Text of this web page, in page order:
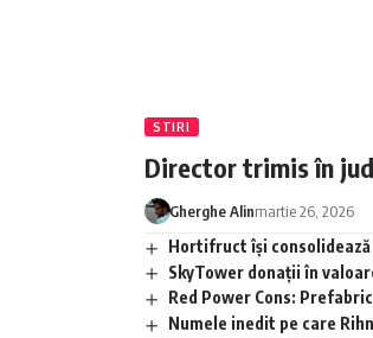
STIRI
Director trimis în
Gherghe Alinmartie 26, 2026
Hortifruct își
SkyTower donații în
Red Power Cons:
Numele inedit pe care